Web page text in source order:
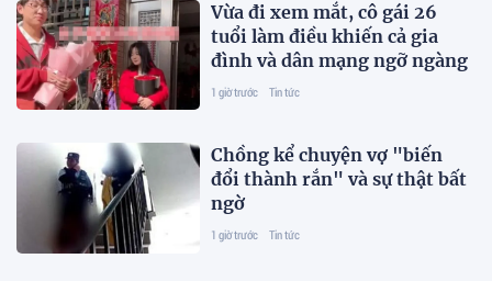
Vừa đi xem mắt, cô gái 26
tuổi làm điều khiến cả gia
đình và dân mạng ngỡ ngàng
1 giờ trước Tin tức
Chồng kể chuyện vợ "biến
đổi thành rắn" và sự thật bất
ngờ
1 giờ trước Tin tức